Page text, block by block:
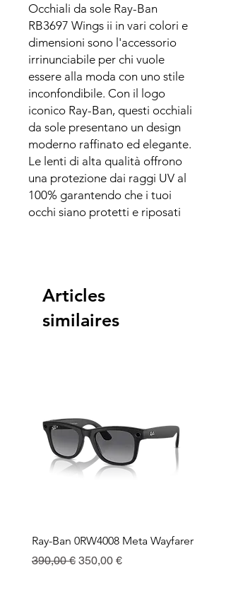
Occhiali da sole Ray-Ban
RB3697 Wings ii in vari colori e
dimensioni sono l'accessorio
irrinunciabile per chi vuole
essere alla moda con uno stile
inconfondibile. Con il logo
iconico Ray-Ban, questi occhiali
da sole presentano un design
moderno raffinato ed elegante.
Le lenti di alta qualità offrono
una protezione dai raggi UV al
100% garantendo che i tuoi
occhi siano protetti e riposati
Articles
similaires
Ray-Ban 0RW4008 Meta Wayfarer
Prix original
390,00 € Prix promotionnel
350,00 €